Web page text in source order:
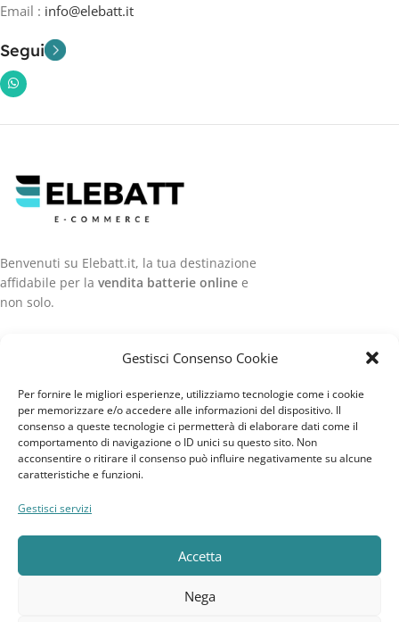
Gestisci Consenso Cookie
Per fornire le migliori esperienze, utilizziamo tecnologie come i cookie
per memorizzare e/o accedere alle informazioni del dispositivo. Il
consenso a queste tecnologie ci permetterà di elaborare dati come il
comportamento di navigazione o ID unici su questo sito. Non
acconsentire o ritirare il consenso può influire negativamente su alcune
caratteristiche e funzioni.
Gestisci servizi
Accetta
Nega
Email : info@elebatt.it
Segui
Benvenuti su Elebatt.it, la tua destinazione
affidabile per la vendita batterie online e
non solo.
News
GDPR
Cookie Policy
Dichiarazione sulla Privacy
Imprint
Termini e Condizioni